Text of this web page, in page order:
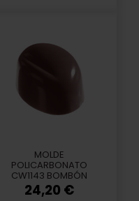
MOLDE
POLICARBONATO
CW1143 BOMBÓN
PEPPER
24,20 €